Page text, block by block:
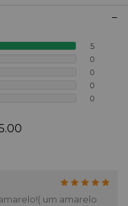
permita que
de pratos e
muito suja,
com uma
e vinagre ou
com um pano.
5
0
0
0
0
um amarelo